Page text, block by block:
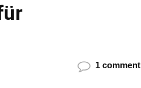
1 comment